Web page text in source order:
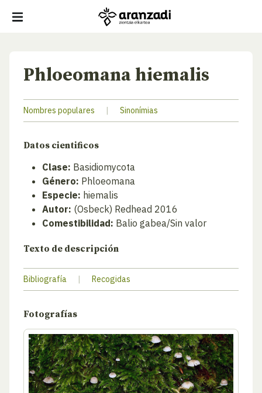
Phloeomana hiemalis
Nombres populares | Sinonímias
Datos cientificos
Clase: Basidiomycota
Género: Phloeomana
Especie: hiemalis
Autor: (Osbeck) Redhead 2016
Comestibilidad: Balio gabea/Sin valor
Texto de descripción
Bibliografía | Recogidas
Fotografías